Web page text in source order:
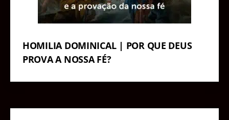
HOMILIA DOMINICAL | POR QUE DEUS
PROVA A NOSSA FÉ?